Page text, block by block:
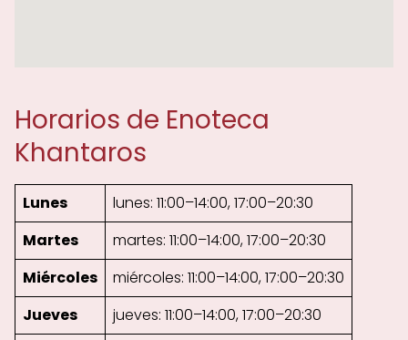
Horarios de Enoteca
Khantaros
Lunes
lunes: 11:00–14:00, 17:00–20:30
Martes
martes: 11:00–14:00, 17:00–20:30
Miércoles
miércoles: 11:00–14:00, 17:00–20:30
Jueves
jueves: 11:00–14:00, 17:00–20:30